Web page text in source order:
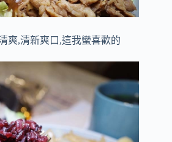
爽,清新爽口,這我蠻喜歡的